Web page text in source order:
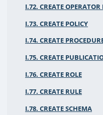
I.73. CREATE POLICY
I.74. CREATE
I.75. CREATE
I.76. CREATE ROLE
I.77. CREATE RULE
I.78. CREATE SCHEMA